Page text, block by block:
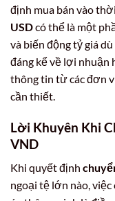
định mua bán vào
USDcó thể là một
và biến động tỷ giá
đáng kể về lợi nhuận
thông tin từ các đơn
cần thiết.
Lời Khuyên Khi
VND
Khi quyết định
ngoại tệ lớn nào,